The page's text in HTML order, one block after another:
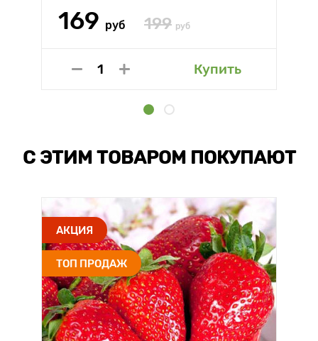
169 руб 199 руб
Купить
С ЭТИМ ТОВАРОМ ПОКУПАЮТ
АКЦИЯ
ТОП ПРОДАЖ